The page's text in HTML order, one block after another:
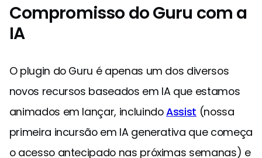
Compromisso do Guru com a
IA
O plugin do Guru é apenas um dos diversos
novos recursos baseados em IA que estamos
animados em lançar, incluindoAssist (nossa
primeira incursão em IA generativa que começa
o acesso antecipado nas próximas semanas) e